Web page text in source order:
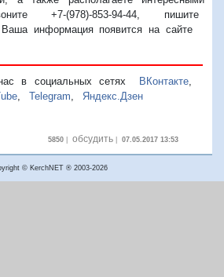
+7-(978)-853-94-44, пишите
информация появится на сайте
в социальных сетях ВКонтакте,
Telegram Яндекс.Дзен
5850| обсудить| 07.05.2017 13:53
© KerchNET ® 2003-2026